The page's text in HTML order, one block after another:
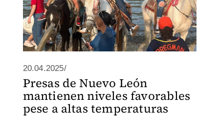
20.04.2025/
Presas de Nuevo León
mantienen niveles favorables
pese a altas temperaturas